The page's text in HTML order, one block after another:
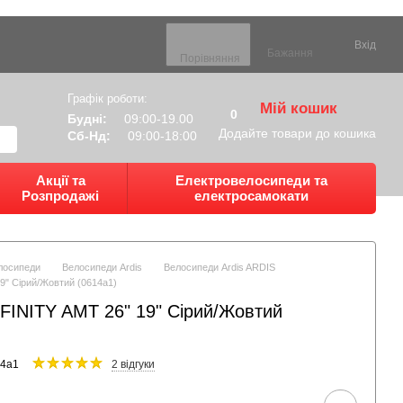
Порівняння
Бажання
Вхід
Графік роботи:
Будні:
09:00-19.00
Сб-Нд:
09:00-18:00
0 Мій кошик
Додайте товари до кошика
Акції та
Розпродажі
Електровелосипеди та
електросамокати
Велосипеди Ardis
Велосипеди Ardis ARDIS
Сірий/Жовтий (0614a1)
AMT 26" 19" Сірий/Жовтий
2 відгуки